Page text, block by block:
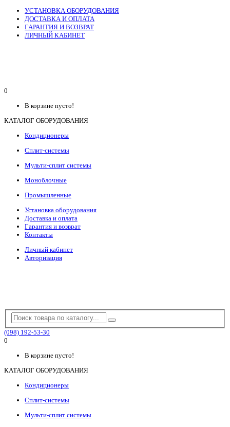
УСТАНОВКА ОБОРУДОВАНИЯ
ДОСТАВКА И ОПЛАТА
ГАРАНТИЯ И ВОЗВРАТ
ЛИЧНЫЙ КАБИНЕТ
0
В корзине пусто!
КАТАЛОГ ОБОРУДОВАНИЯ
Кондиционеры
Сплит-системы
Мульти-сплит системы
Моноблочные
Промышленные
Установка оборудования
Доставка и оплата
Гарантия и возврат
Контакты
Личный кабинет
Авторизация
(098) 192-53-30
0
В корзине пусто!
КАТАЛОГ ОБОРУДОВАНИЯ
Кондиционеры
Сплит-системы
Мульти-сплит системы